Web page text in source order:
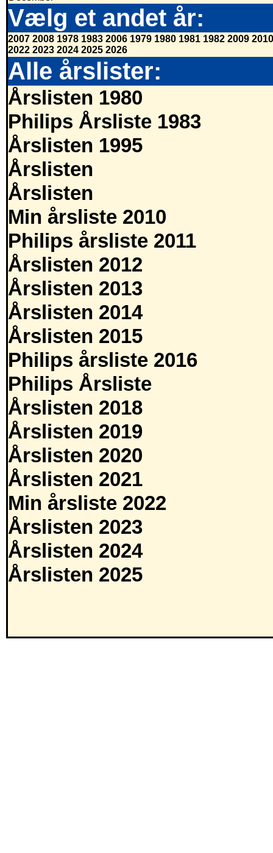
Vælg et andet år:
2007 2008 1978 1983 2006 1979 1980 1981 1982 2009 2010
2022 2023 2024 2025 2026
Alle årslister:
Årslisten 1980
Philips Årsliste 1983
Årslisten 1995
Årslisten
Årslisten
Min årsliste 2010
Philips årsliste 2011
Årslisten 2012
Årslisten 2013
Årslisten 2014
Årslisten 2015
Philips årsliste 2016
Philips Årsliste
Årslisten 2018
Årslisten 2019
Årslisten 2020
Årslisten 2021
Min årsliste 2022
Årslisten 2023
Årslisten 2024
Årslisten 2025